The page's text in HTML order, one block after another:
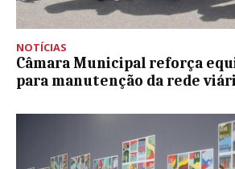
NOTÍCIAS
Câmara Municipal reforça
para manutenção da rede